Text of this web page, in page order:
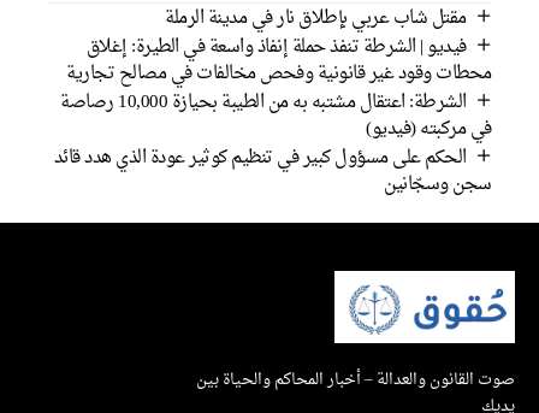
مقتل شاب عربي بإطلاق نار في مدينة الرملة
فيديو | الشرطة تنفذ حملة إنفاذ واسعة في الطيرة: إغلاق
محطات وقود غير قانونية وفحص مخالفات في مصالح تجارية
الشرطة: اعتقال مشتبه به من الطيبة بحيازة 10,000 رصاصة
في مركبته (فيديو)
الحكم على مسؤول كبير في تنظيم كوثير عودة الذي هدد قائد
سجن وسجّانين
صوت القانون والعدالة – أخبار المحاكم والحياة بين
يديك